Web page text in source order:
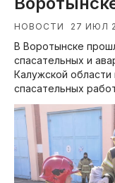
НОВОСТИ 27 ИЮЛ
В Воротынске
спасательных и
Калужской
спасательных